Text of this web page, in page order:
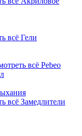
всё Гели
всё Pebeo
всё Замедлители